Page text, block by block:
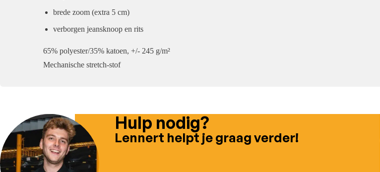
brede zoom (extra 5 cm)
verborgen jeansknoop en rits
65% polyester/35% katoen, +/- 245 g/m²
Mechanische stretch-stof
Hulp nodig?
Lennert helpt je graag verder!